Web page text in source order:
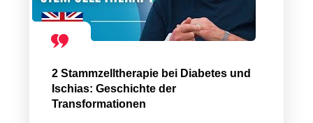
2 Stammzelltherapie bei Diabetes und
Ischias: Geschichte der
Transformationen